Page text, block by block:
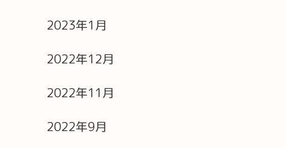
2023年1月
2022年12月
2022年11月
2022年9月